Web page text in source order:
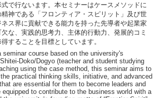
で行ないます。本セミナーはケースメソッドに
神である「フロンティア・スピリット」及び世
ス界に貢献できる能力を持った先導者や起業家
な、実践的思考力、主体的行動力、発展的コミ
することを目標としています。
course based on the university's
Doko/Dogyo (teacher and student studying
using the case method, this seminar aims to
practical thinking skills, initiative, and advanced
are essential for them to become leaders and
equipped to contribute to the business world with a